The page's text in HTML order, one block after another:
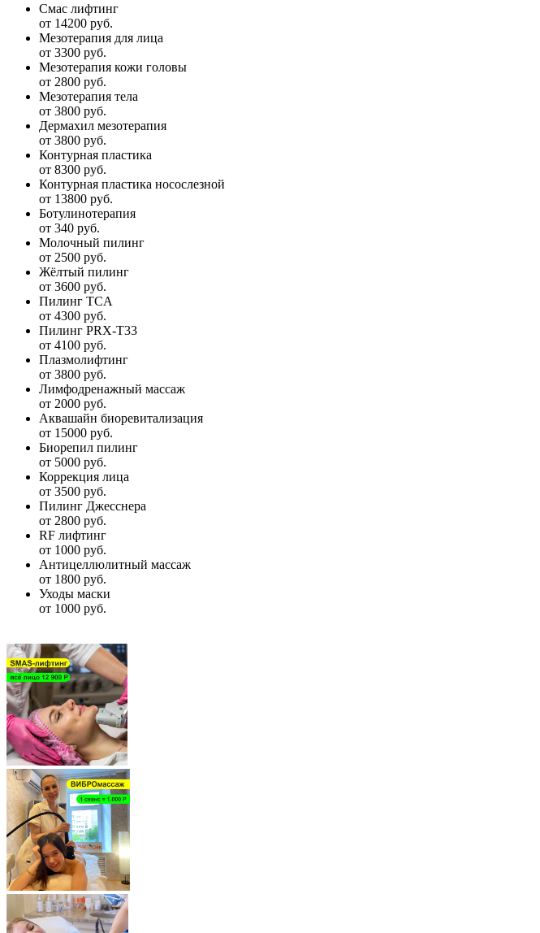
Смас лифтинг
от 14200 руб.
Мезотерапия для лица
от 3300 руб.
Мезотерапия кожи головы
от 2800 руб.
Мезотерапия тела
от 3800 руб.
Дермахил мезотерапия
от 3800 руб.
Контурная пластика
от 8300 руб.
Контурная пластика носослезной
от 13800 руб.
Ботулинотерапия
от 340 руб.
Молочный пилинг
от 2500 руб.
Жёлтый пилинг
от 3600 руб.
Пилинг TCA
от 4300 руб.
Пилинг PRX-T33
от 4100 руб.
Плазмолифтинг
от 3800 руб.
Лимфодренажный массаж
от 2000 руб.
Аквашайн биоревитализация
от 15000 руб.
Биорепил пилинг
от 5000 руб.
Коррекция лица
от 3500 руб.
Пилинг Джесснера
от 2800 руб.
RF лифтинг
от 1000 руб.
Антицеллюлитный массаж
от 1800 руб.
Уходы маски
от 1000 руб.